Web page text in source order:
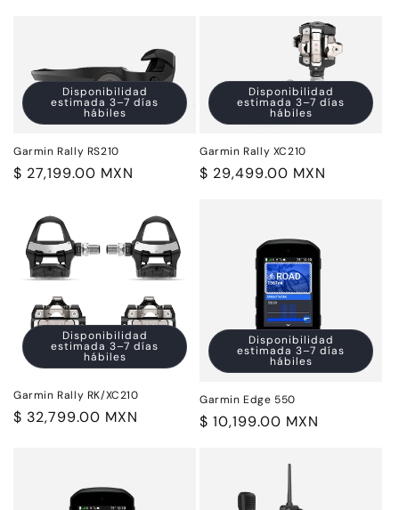
Disponibilidad
estimada 3–7 días
hábiles
Garmin Rally RS210
Precio
$ 27,199.00 MXN
Disponibilidad
estimada 3–7 días
hábiles
Garmin Rally XC210
Precio
$ 29,499.00 MXN
Disponibilidad
estimada 3–7 días
hábiles
Garmin Rally RK/XC210
Precio
$ 32,799.00 MXN
Disponibilidad
estimada 3–7 días
hábiles
Garmin Edge 550
Precio
$ 10,199.00 MXN